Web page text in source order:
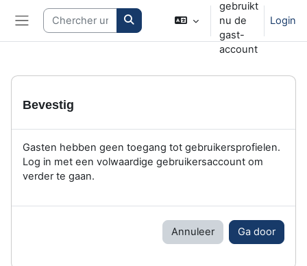
Ga naar hoofdinhoud
Zijpaneel
Search courses
gebruikt
nu de
gast-
account
Login
Bevestig
Gasten hebben geen toegang tot gebruikersprofielen.
Log in met een volwaardige gebruikersaccount om
verder te gaan.
Annuleer Ga door